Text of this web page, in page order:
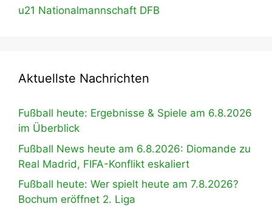
u21 Nationalmannschaft DFB
Aktuellste Nachrichten
Fußball heute: Ergebnisse & Spiele am 6.8.2026
im Überblick
Fußball News heute am 6.8.2026: Diomande zu
Real Madrid, FIFA-Konflikt eskaliert
Fußball heute: Wer spielt heute am 7.8.2026?
Bochum eröffnet 2. Liga